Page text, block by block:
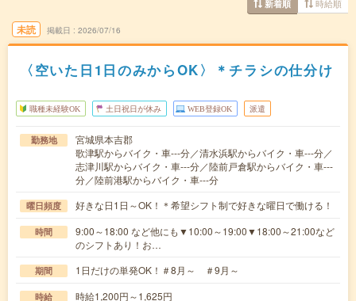
新着順 時給順
未読 掲載日 2026/07/16
〈空いた日1日のみからOK〉＊チラシの仕分け
職種未経験OK 土日祝日が休み WEB登録OK 派遣
勤務地
宮城県本吉郡
歌津駅からバイク・車---分／清水浜駅からバイク・車---分／
志津川駅からバイク・車---分／陸前戸倉駅からバイク・車---
分／陸前港駅からバイク・車---分
曜日頻度 好きな日1日～OK！＊希望シフト制で好きな曜日で働ける！
時間
9:00～18:00 など他にも▼10:00～19:00▼18:00～21:00など
のシフトあり！お…
期間 1日だけの単発OK！＃8月～ ＃9月～
時給 時給1,200円～1,625円